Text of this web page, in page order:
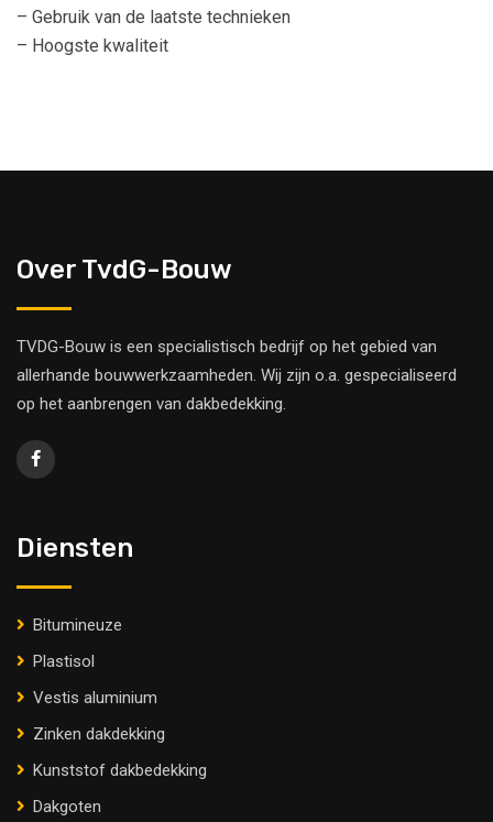
– Gebruik van de laatste technieken
– Hoogste kwaliteit
Over TvdG-Bouw
TVDG-Bouw is een specialistisch bedrijf op het gebied van
allerhande bouwwerkzaamheden. Wij zijn o.a. gespecialiseerd
op het aanbrengen van dakbedekking.
Diensten
Bitumineuze
Plastisol
Vestis aluminium
Zinken dakdekking
Kunststof dakbedekking
Dakgoten